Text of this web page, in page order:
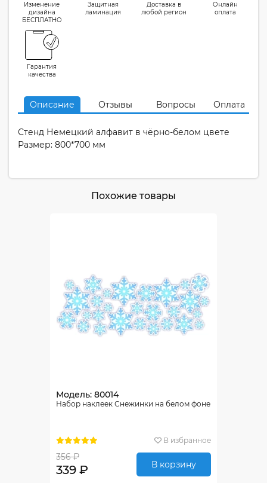
Изменение
дизайна
БЕСПЛАТНО
Защитная
ламинация
Доставка в
любой регион
Онлайн
оплата
Гарантия
качества
Описание Отзывы Вопросы Оплата
Стенд Немецкий алфавит в чёрно-белом цвете
Размер: 800*700 мм
Похожие товары
Модель: 80014
Набор наклеек Снежинки на белом фоне
В избранное
356 ₽
339 ₽ В корзину